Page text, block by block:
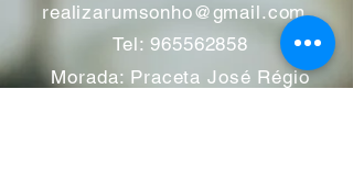
realizarumsonho@gmail.com
Tel: 965562858
Morada: Praceta José Régio